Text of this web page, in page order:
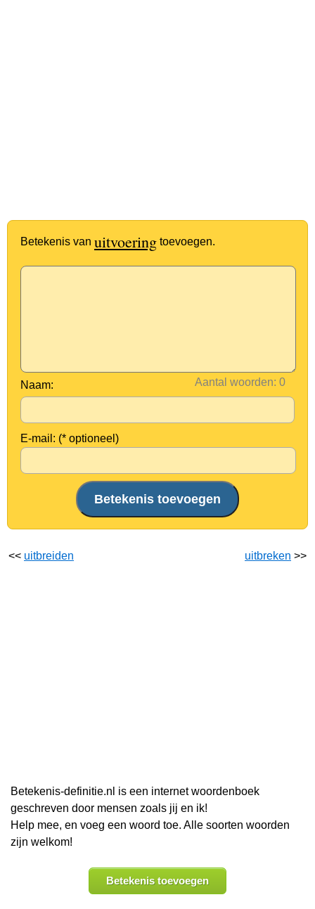
Betekenis van uitvoering toevoegen.
Aantal woorden:
Naam:
E-mail: (* optioneel)
<< uitbreiden uitbreken >>
Betekenis-definitie.nl is een internet woordenboek
geschreven door mensen zoals jij en ik!
Help mee, en voeg een woord toe. Alle soorten woorden
zijn welkom!
Betekenis toevoegen